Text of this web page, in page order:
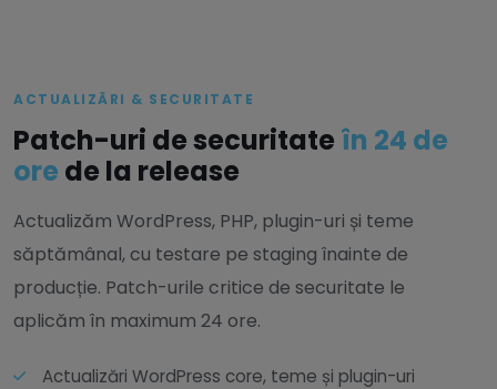
ACTUALIZĂRI & SECURITATE
Patch-uri de securitate în 24 de
ore de la release
Actualizăm WordPress, PHP, plugin-uri și teme
săptămânal, cu testare pe staging înainte de
producție. Patch-urile critice de securitate le
aplicăm în maximum 24 ore.
Actualizări WordPress core, teme și plugin-uri